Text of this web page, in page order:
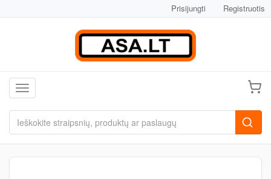
Prisijungti Registruotis
Toggle navigation